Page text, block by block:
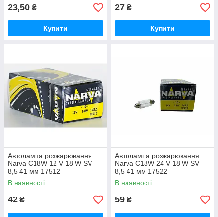
23,50 ₴
Купити
27 ₴
Купити
Автолампа розжарювання
Narva C18W 12 V 18 W SV
8,5 41 мм 17512
В наявності
42 ₴
Автолампа розжарювання
Narva C18W 24 V 18 W SV
8,5 41 мм 17522
В наявності
59 ₴